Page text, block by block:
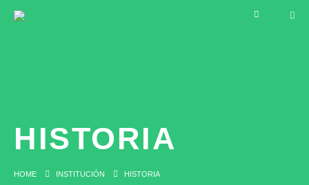
HISTORIA
HOME INSTITUCIÓN HISTORIA